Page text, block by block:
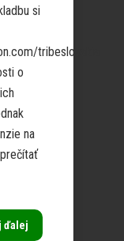
si
tribeslovakia
o
na
ďalej